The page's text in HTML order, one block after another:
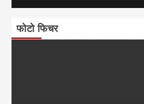
फोटो फिचर